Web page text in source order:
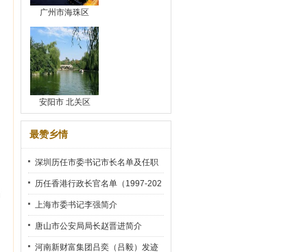
广州市海珠区
安阳市 北关区
最赞乡情
深圳历任市委书记市长名单及任职
时间
历任香港行政长官名单（1997-202
2）
上海市委书记李强简介
唐山市公安局局长赵晋进简介
河南新财富集团吕奕（吕毅）发迹